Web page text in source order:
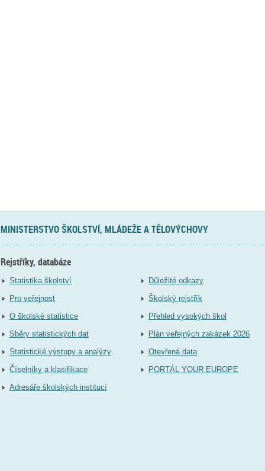
MINISTERSTVO ŠKOLSTVÍ, MLÁDEŽE A TĚLOVÝCHOVY
Rejstříky, databáze
Statistika školství
Pro veřejnost
O školské statistice
Sběry statistických dat
Statistické výstupy a analýzy
Číselníky a klasifikace
Adresáře školských institucí
Důležité odkazy
Školský rejstřík
Přehled vysokých škol
Plán veřejných zakázek 2026
Otevřená data
PORTÁL YOUR EUROPE